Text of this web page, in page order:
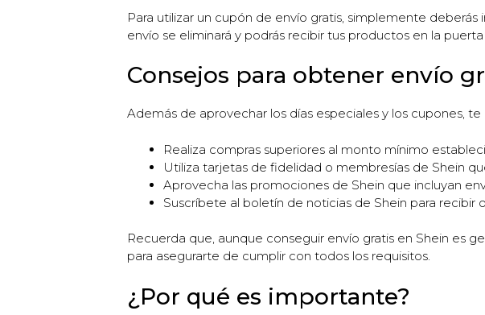
Para utilizar un cupón de envío gratis, simplemente
envío se eliminará y podrás recibir tus productos en la
Consejos para obtener envío
Además de aprovechar los días especiales y los cupones,
Realiza compras superiores al monto mínimo
Utiliza tarjetas de fidelidad o membresías de Shein
Aprovecha las promociones de Shein que incluyan
Suscríbete al boletín de noticias de Shein para recibir
Recuerda que, aunque conseguir envío gratis en Shein es
para asegurarte de cumplir con todos los requisitos.
¿Por qué es importante?